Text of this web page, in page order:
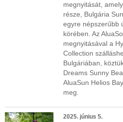
megnyitását,
része, Bulgária
egyre népszerűbb
körében. Az
megnyitásával a
Collection
Bulgáriában,
Dreams Sunny
AluaSun Helios
meg.
2025. június 5.